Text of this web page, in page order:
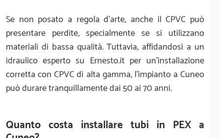
Se non posato a regola d'arte, anche il CPVC può
presentare perdite, specialmente se si utilizzano
materiali di bassa qualità. Tuttavia, affidandosi a un
idraulico esperto su Ernesto.it per un'installazione
corretta con CPVC di alta gamma, l'impianto a Cuneo
può durare tranquillamente dai 50 ai 70 anni.
Quanto costa installare tubi in PEX a